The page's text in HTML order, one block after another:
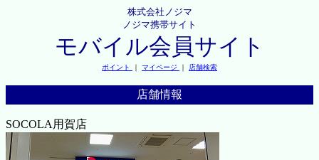
株式会社ノジマ
ノジマ携帯サイト
モバイル会員サイト
ポイント ｜ マイページ ｜ 店舗検索
店舗情報
SOCOLA用賀店